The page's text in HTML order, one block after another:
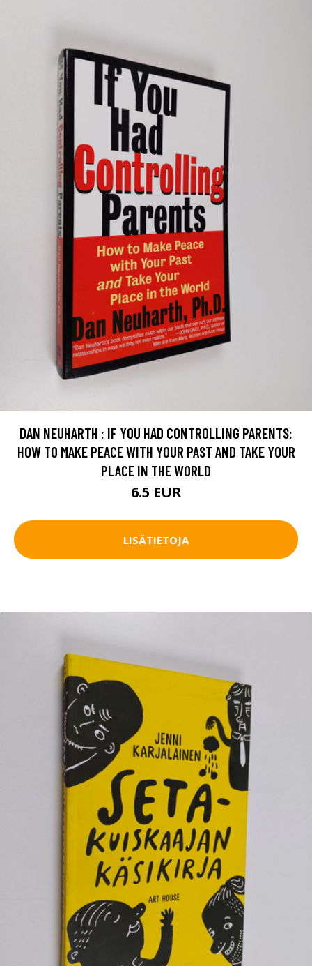
DAN NEUHARTH : IF YOU HAD CONTROLLING PARENTS:
HOW TO MAKE PEACE WITH YOUR PAST AND TAKE YOUR
PLACE IN THE WORLD
6.5 EUR
LISÄTIETOJA